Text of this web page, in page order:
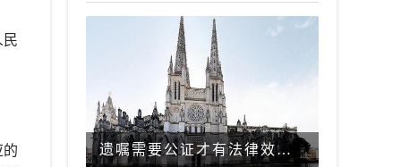
遗嘱需要公证才有法律效力吗？